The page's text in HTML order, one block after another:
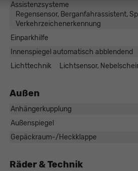
Assistenzsysteme
Regensensor, Berganfahrassistent,
Verkehrzeichenerkennung
Einparkhilfe
Innenspiegel automatisch abblendend
Lichttechnik
Lichtsensor,
Außen
Anhängerkupplung
Außenspiegel
Gepäckraum-/Heckklappe
Räder & Technik